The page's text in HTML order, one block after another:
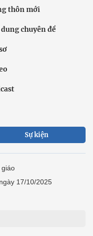
thôn mới
chuyên đề
Sự kiện
giáo
17/10/2025